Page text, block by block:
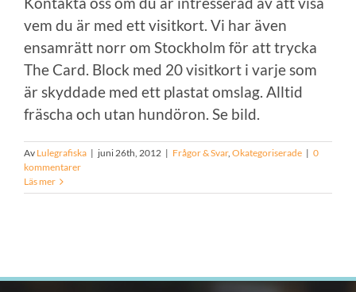
vem du är med ett visitkort. Vi har även
ensamrätt norr om Stockholm för att trycka
The Card. Block med 20 visitkort i varje som
är skyddade med ett plastat omslag. Alltid
fräscha och utan hundöron. Se bild.
Av Lulegrafiska | juni 26th, 2012 | Frågor & Svar, Okategoriserade | 0
kommentarer
Läs mer